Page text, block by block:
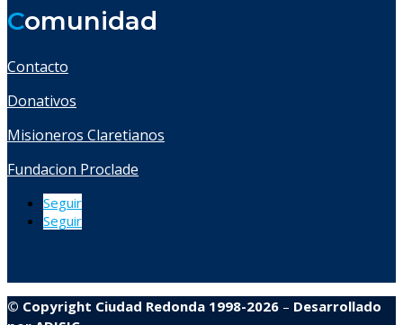
Comunidad
Contacto
Donativos
Misioneros Claretianos
Fundacion Proclade
Seguir
Seguir
© Copyright Ciudad Redonda 1998-2026 – Desarrollado